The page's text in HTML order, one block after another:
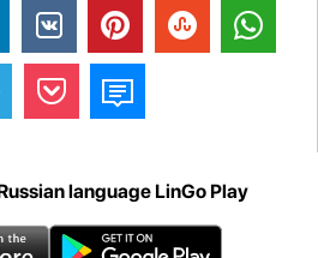
language LinGo Play